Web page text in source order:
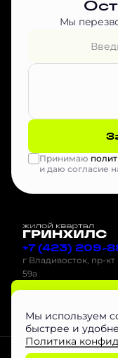
Мы
Принимаю
и даю согласие
+7 (423) 209-
г Владивосток, пр-
59а
Оставить
Проектная
Любая информация,
Мы используем
быстрее и
Политика